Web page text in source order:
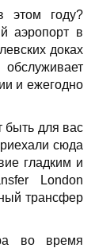
этом году?
аэропорт в
доках
и ежегодно
быть для вас
сюда
гладким и
London
трансфер
во время